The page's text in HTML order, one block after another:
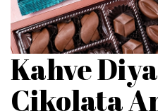
Kahve
Çikolata